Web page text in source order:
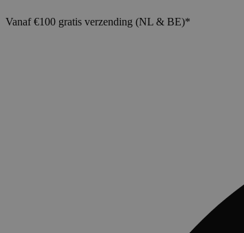
Vanaf €100 gratis verzending (NL & BE)*